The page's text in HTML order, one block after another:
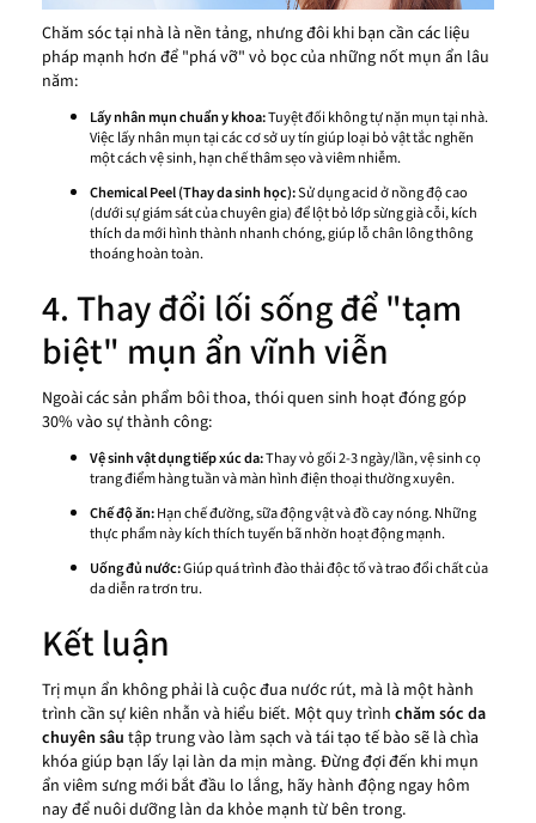
Chăm sóc tại nhà là nền tảng, nhưng đôi khi bạn cần các liệu
pháp mạnh hơn để "phá vỡ" vỏ bọc của những nốt mụn ẩn lâu
năm:
Lấy nhân mụn chuẩn y khoa:Tuyệt đối không tự nặn mụn tại nhà.
Việc lấy nhân mụn tại các cơ sở uy tín giúp loại bỏ vật tắc nghẽn
một cách vệ sinh, hạn chế thâm sẹo và viêm nhiễm.
Chemical Peel (Thay da sinh học):Sử dụng acid ở nồng độ cao
(dưới sự giám sát của chuyên gia) để lột bỏ lớp sừng già cỗi, kích
thích da mới hình thành nhanh chóng, giúp lỗ chân lông thông
thoáng hoàn toàn.
4. Thay đổi lối sống để "tạm
biệt" mụn ẩn vĩnh viễn
Ngoài các sản phẩm bôi thoa, thói quen sinh hoạt đóng góp
30% vào sự thành công:
Vệ sinh vật dụng tiếp xúc da:Thay vỏ gối 2-3 ngày/lần, vệ sinh cọ
trang điểm hàng tuần và màn hình điện thoại thường xuyên.
Chế độ ăn:Hạn chế đường, sữa động vật và đồ cay nóng. Những
thực phẩm này kích thích tuyến bã nhờn hoạt động mạnh.
Uống đủ nước:Giúp quá trình đào thải độc tố và trao đổi chất của
da diễn ra trơn tru.
Kết luận
Trị mụn ẩn không phải là cuộc đua nước rút, mà là một hành
trình cần sự kiên nhẫn và hiểu biết. Một quy trình chăm sóc da
chuyên sâu tập trung vào làm sạch và tái tạo tế bào sẽ là chìa
khóa giúp bạn lấy lại làn da mịn màng. Đừng đợi đến khi mụn
ẩn viêm sưng mới bắt đầu lo lắng, hãy hành động ngay hôm
nay để nuôi dưỡng làn da khỏe mạnh từ bên trong.